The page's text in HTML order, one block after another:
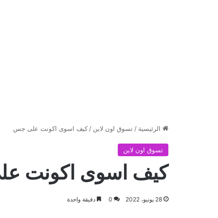
الرئيسية / تسوق اون لاين / كيف اسوى اكونت على جس
تسوق اون لاين
كيف اسوى اكونت
28 يونيو، 2022 0 دقيقة واحدة